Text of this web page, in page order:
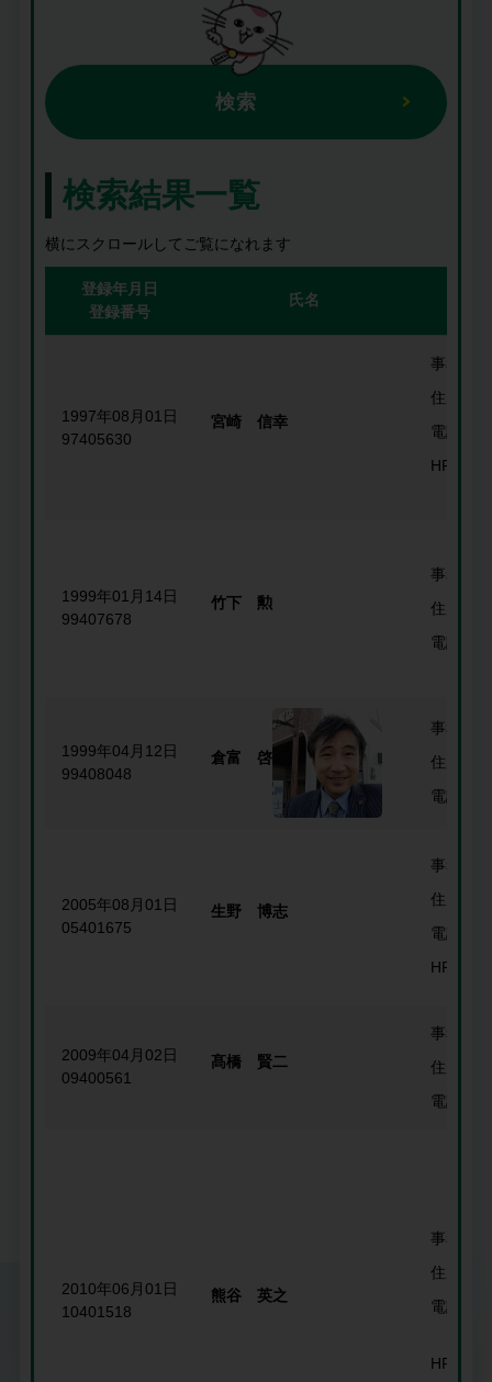
検索
検索結果一覧
横にスクロールしてご覧になれます
登録年月日
登録番号
氏名
1997年08月01日
97405630
宮崎 信幸
事務所名
住所
電話番号
HP
1999年01月14日
99407678
竹下 勲
事務所名
住所
電話番号
1999年04月12日
99408048
倉富 啓
事務所名
住所
電話番号
2005年08月01日
05401675
生野 博志
事務所名
住所
電話番号
HP
2009年04月02日
09400561
髙橋 賢二
事務所名
住所
電話番号
2010年06月01日
10401518
熊谷 英之
事務所名
住所
電話番号
HP